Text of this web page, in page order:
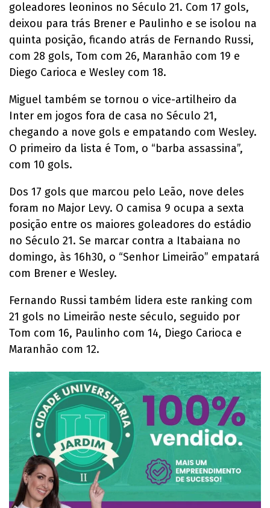
goleadores leoninos no Século 21. Com 17 gols,
deixou para trás Brener e Paulinho e se isolou na
quinta posição, ficando atrás de Fernando Russi,
com 28 gols, Tom com 26, Maranhão com 19 e
Diego Carioca e Wesley com 18.
Miguel também se tornou o vice-artilheiro da
Inter em jogos fora de casa no Século 21,
chegando a nove gols e empatando com Wesley.
O primeiro da lista é Tom, o “barba assassina”,
com 10 gols.
Dos 17 gols que marcou pelo Leão, nove deles
foram no Major Levy. O camisa 9 ocupa a sexta
posição entre os maiores goleadores do estádio
no Século 21. Se marcar contra a Itabaiana no
domingo, às 16h30, o “Senhor Limeirão” empatará
com Brener e Wesley.
Fernando Russi também lidera este ranking com
21 gols no Limeirão neste século, seguido por
Tom com 16, Paulinho com 14, Diego Carioca e
Maranhão com 12.